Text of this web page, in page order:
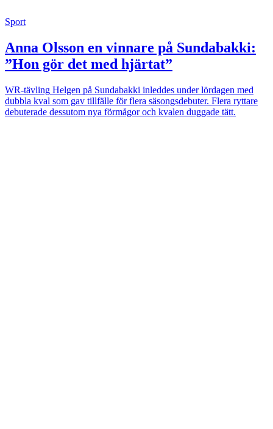
Sport
Anna Olsson en vinnare på Sundabakki:
”Hon gör det med hjärtat”
WR-tävling Helgen på Sundabakki inleddes under lördagen med
dubbla kval som gav tillfälle för flera säsongsdebuter. Flera ryttare
debuterade dessutom nya förmågor och kvalen duggade tätt.